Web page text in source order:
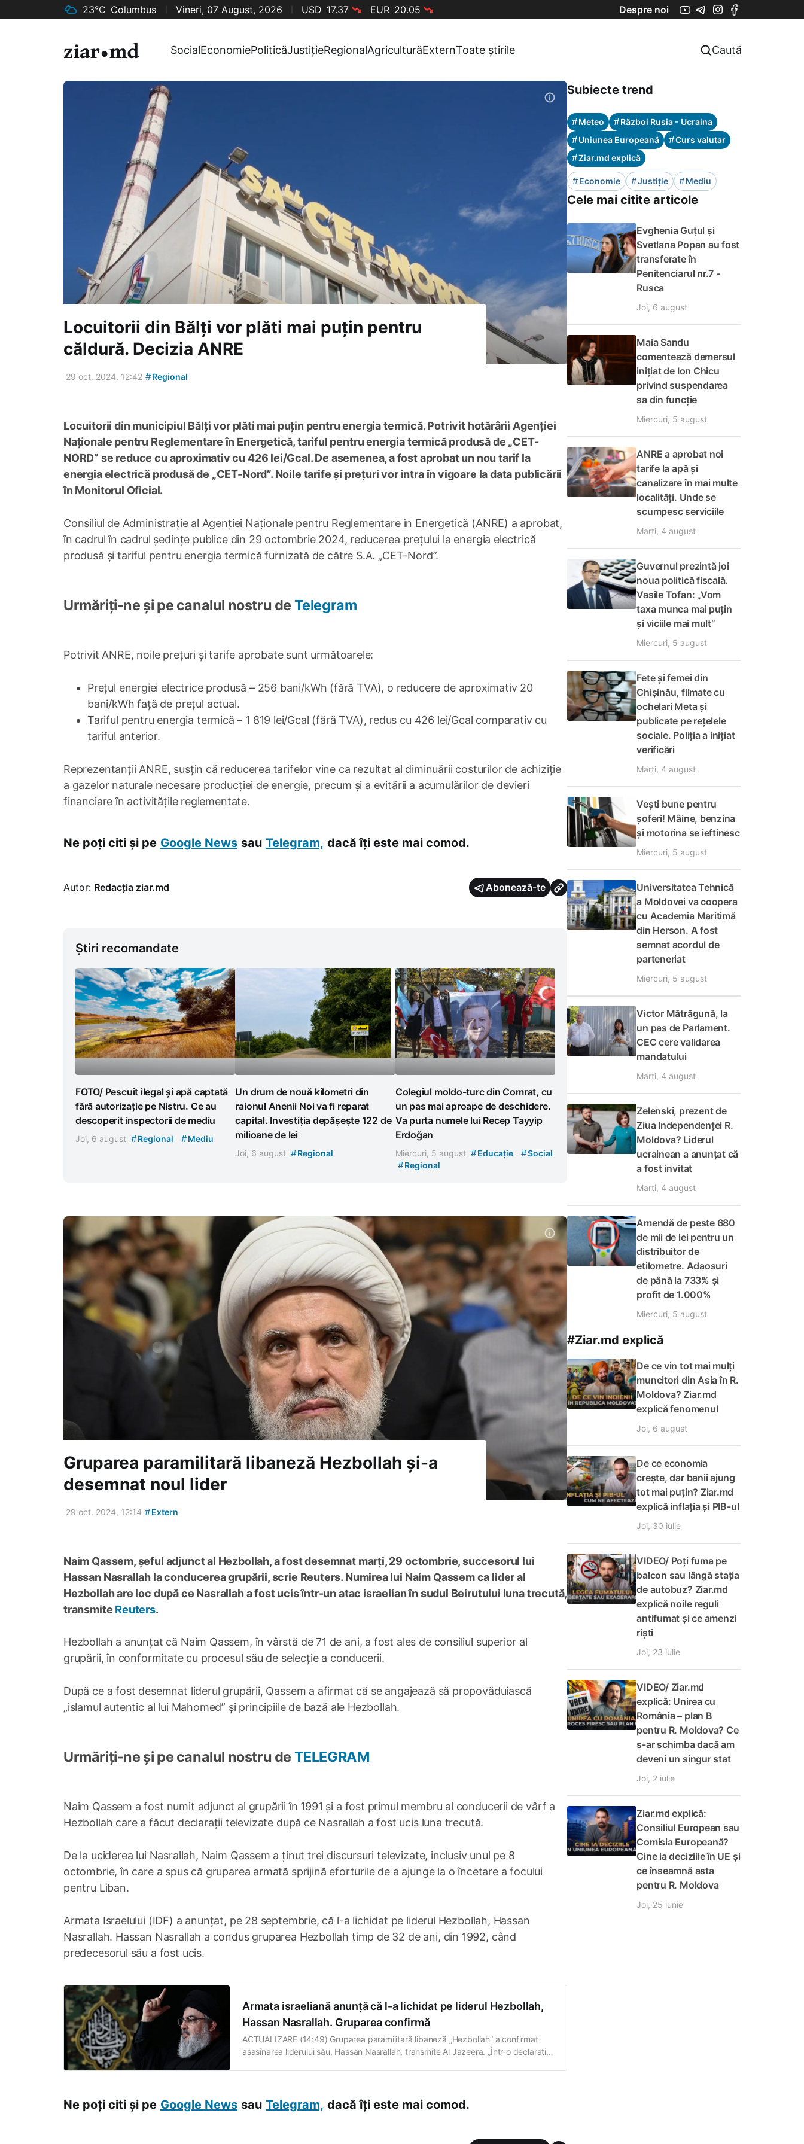
23°C Columbus Vineri, 07 August, 2026 USD 17.37 EUR 20.05 Despre noi
SocialEconomiePoliticăJustițieRegionalAgriculturăExternToate știrile Caută
Locuitorii din Bălți vor plăti mai puțin pentru
căldură. Decizia ANRE
29 oct. 2024, 12:42 #Regional
Locuitorii din municipiul Bălți vor plăti mai puțin pentru energia termică. Potrivit hotărârii Agenției
Naționale pentru Reglementare în Energetică, tariful pentru energia termică produsă de „CET-
NORD” se reduce cu aproximativ cu 426 lei/Gcal. De asemenea, a fost aprobat un nou tarif la
energia electrică produsă de „CET-Nord”. Noile tarife și prețuri vor intra în vigoare la data publicării
în Monitorul Oficial.
Consiliul de Administrație al Agenției Naționale pentru Reglementare în Energetică (ANRE) a aprobat,
în cadrul în cadrul ședințe publice din 29 octombrie 2024, reducerea prețului la energia electrică
produsă și tariful pentru energia termică furnizată de către S.A. „CET-Nord”.
Urmăriți-ne și pe canalul nostru de Telegram
Potrivit ANRE, noile prețuri și tarife aprobate sunt următoarele:
Prețul energiei electrice produsă – 256 bani/kWh (fără TVA), o reducere de aproximativ 20
bani/kWh față de prețul actual.
Tariful pentru energia termică – 1 819 lei/Gcal (fără TVA), redus cu 426 lei/Gcal comparativ cu
tariful anterior.
Reprezentanții ANRE, susțin că reducerea tarifelor vine ca rezultat al diminuării costurilor de achiziție
a gazelor naturale necesare producției de energie, precum și a evitării a acumulărilor de devieri
financiare în activitățile reglementate.
Ne poți citi și pe Google News sau Telegram, dacă îți este mai comod.
Autor: Redacția ziar.md Abonează-te
Știri recomandate
FOTO/ Pescuit ilegal și apă captată
fără autorizație pe Nistru. Ce au
descoperit inspectorii de mediu
Joi, 6 august #Regional #Mediu
Un drum de nouă kilometri din
raionul Anenii Noi va fi reparat
capital. Investiția depășește 122 de
milioane de lei
Joi, 6 august #Regional
Colegiul moldo-turc din Comrat, cu
un pas mai aproape de deschidere.
Va purta numele lui Recep Tayyip
Erdoğan
Miercuri, 5 august #Educație #Social
#Regional
Gruparea paramilitară libaneză Hezbollah și-a
desemnat noul lider
29 oct. 2024, 12:14 #Extern
Naim Qassem, șeful adjunct al Hezbollah, a fost desemnat marți, 29 octombrie, succesorul lui
Hassan Nasrallah la conducerea grupării, scrie Reuters. Numirea lui Naim Qassem ca lider al
Hezbollah are loc după ce Nasrallah a fost ucis într-un atac israelian în sudul Beirutului luna trecută,
transmite Reuters.
Hezbollah a anunțat că Naim Qassem, în vârstă de 71 de ani, a fost ales de consiliul superior al
grupării, în conformitate cu procesul său de selecție a conducerii.
După ce a fost desemnat liderul grupării, Qassem a afirmat că se angajează să propovăduiască
„islamul autentic al lui Mahomed” şi principiile de bază ale Hezbollah.
Urmăriți-ne și pe canalul nostru de TELEGRAM
Naim Qassem a fost numit adjunct al grupării în 1991 şi a fost primul membru al conducerii de vârf a
Hezbollah care a făcut declarații televizate după ce Nasrallah a fost ucis luna trecută.
De la uciderea lui Nasrallah, Naim Qassem a ținut trei discursuri televizate, inclusiv unul pe 8
octombrie, în care a spus că gruparea armată sprijină eforturile de a ajunge la o încetare a focului
pentru Liban.
Armata Israelului (IDF) a anunțat, pe 28 septembrie, că l-a lichidat pe liderul Hezbollah, Hassan
Nasrallah. Hassan Nasrallah a condus gruparea Hezbollah timp de 32 de ani, din 1992, când
predecesorul său a fost ucis.
Armata israeliană anunță că l-a lichidat pe liderul Hezbollah,
Hassan Nasrallah. Gruparea confirmă
ACTUALIZARE (14:49) Gruparea paramilitară libaneză „Hezbollah” a confirmat
asasinarea liderului său, Hassan Nasrallah, transmite Al Jazeera. „Într-o declarație,
Ne poți citi și pe Google News sau Telegram, dacă îți este mai comod.
Subiecte trend
#Meteo #Război Rusia - Ucraina
#Uniunea Europeană #Curs valutar
#Ziar.md explică
#Economie #Justiție #Mediu
Cele mai citite articole
Evghenia Guțul și
Svetlana Popan au fost
transferate în
Penitenciarul nr.7 -
Rusca
Joi, 6 august
Maia Sandu
comentează demersul
inițiat de Ion Chicu
privind suspendarea
sa din funcție
Miercuri, 5 august
ANRE a aprobat noi
tarife la apă și
canalizare în mai multe
localități. Unde se
scumpesc serviciile
Marți, 4 august
Guvernul prezintă joi
noua politică fiscală.
Vasile Tofan: „Vom
taxa munca mai puțin
și viciile mai mult”
Miercuri, 5 august
Fete și femei din
Chișinău, filmate cu
ochelari Meta și
publicate pe rețelele
sociale. Poliția a inițiat
verificări
Marți, 4 august
Vești bune pentru
șoferi! Mâine, benzina
și motorina se ieftinesc
Miercuri, 5 august
Universitatea Tehnică
a Moldovei va coopera
cu Academia Maritimă
din Herson. A fost
semnat acordul de
parteneriat
Miercuri, 5 august
Victor Mătrăgună, la
un pas de Parlament.
CEC cere validarea
mandatului
Marți, 4 august
Zelenski, prezent de
Ziua Independenței R.
Moldova? Liderul
ucrainean a anunțat că
a fost invitat
Marți, 4 august
Amendă de peste 680
de mii de lei pentru un
distribuitor de
etilometre. Adaosuri
de până la 733% și
profit de 1.000%
Miercuri, 5 august
#Ziar.md explică
De ce vin tot mai mulți
muncitori din Asia în R.
Moldova? Ziar.md
explică fenomenul
Joi, 6 august
De ce economia
crește, dar banii ajung
tot mai puțin? Ziar.md
explică inflația și PIB-ul
Joi, 30 iulie
VIDEO/ Poți fuma pe
balcon sau lângă stația
de autobuz? Ziar.md
explică noile reguli
antifumat și ce amenzi
riști
Joi, 23 iulie
VIDEO/ Ziar.md
explică: Unirea cu
România – plan B
pentru R. Moldova? Ce
s-ar schimba dacă am
deveni un singur stat
Joi, 2 iulie
Ziar.md explică:
Consiliul European sau
Comisia Europeană?
Cine ia deciziile în UE și
ce înseamnă asta
pentru R. Moldova
Joi, 25 iunie